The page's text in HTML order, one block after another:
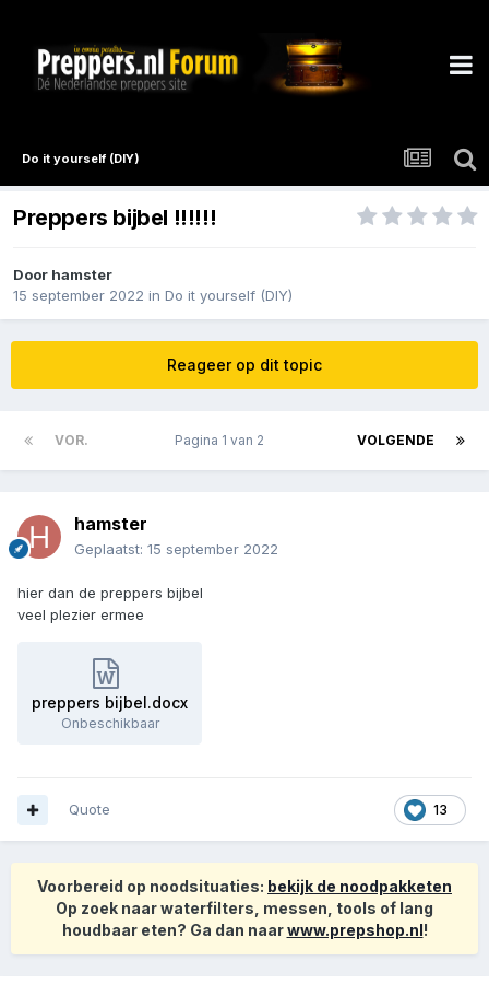
Do it yourself (DIY)
Preppers bijbel !!!!!!
Door hamster
15 september 2022 in Do it yourself (DIY)
Reageer op dit topic
VOR. VOLGENDE
Pagina 1 van 2
hamster
Geplaatst: 15 september 2022
hier dan de preppers bijbel
veel plezier ermee
preppers bijbel.docx
Onbeschikbaar
13
Quote
Voorbereid op noodsituaties: bekijk de noodpakketen
Op zoek naar waterfilters, messen, tools of lang
houdbaar eten? Ga dan naarwww.prepshop.nl!